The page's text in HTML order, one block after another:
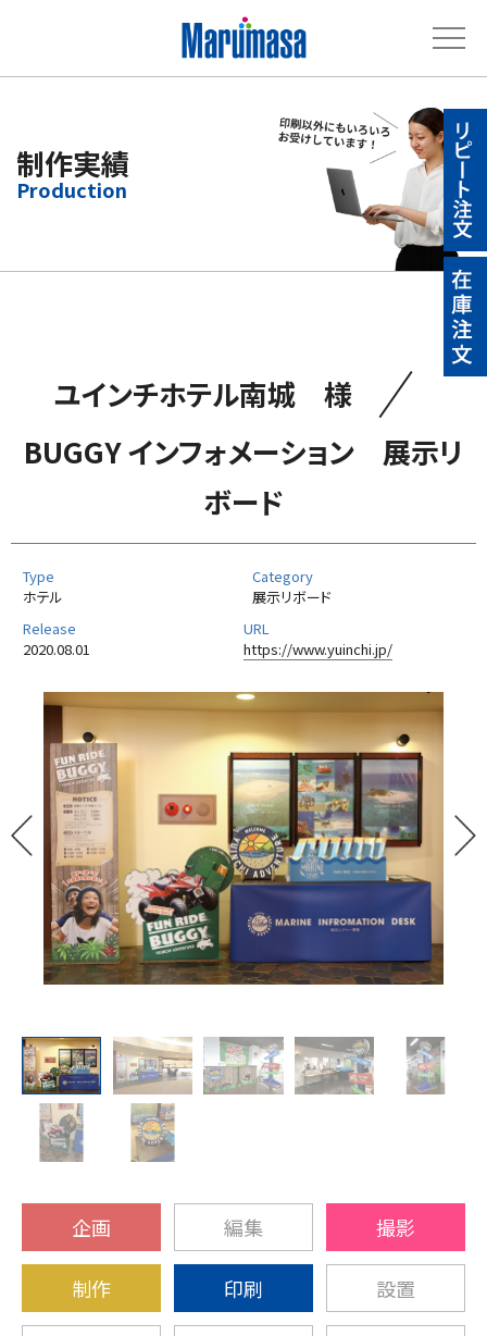
制作実績
ユインチホテル南城 様 ／
BUGGY インフォメーション 展示リ
ボード
Type
ホテル
Category
展示リボード
Release
2020.08.01
URL
https://www.yuinchi.jp/
企画 編集 撮影
制作 印刷 設置